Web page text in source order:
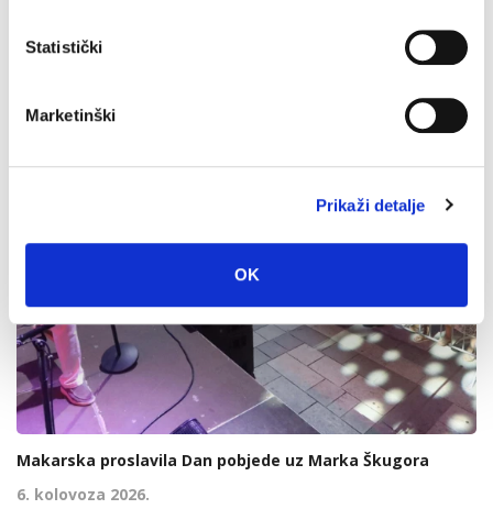
Statistički
Marketinški
Prikaži detalje
OK
Makarska proslavila Dan pobjede uz Marka Škugora
6. kolovoza 2026.